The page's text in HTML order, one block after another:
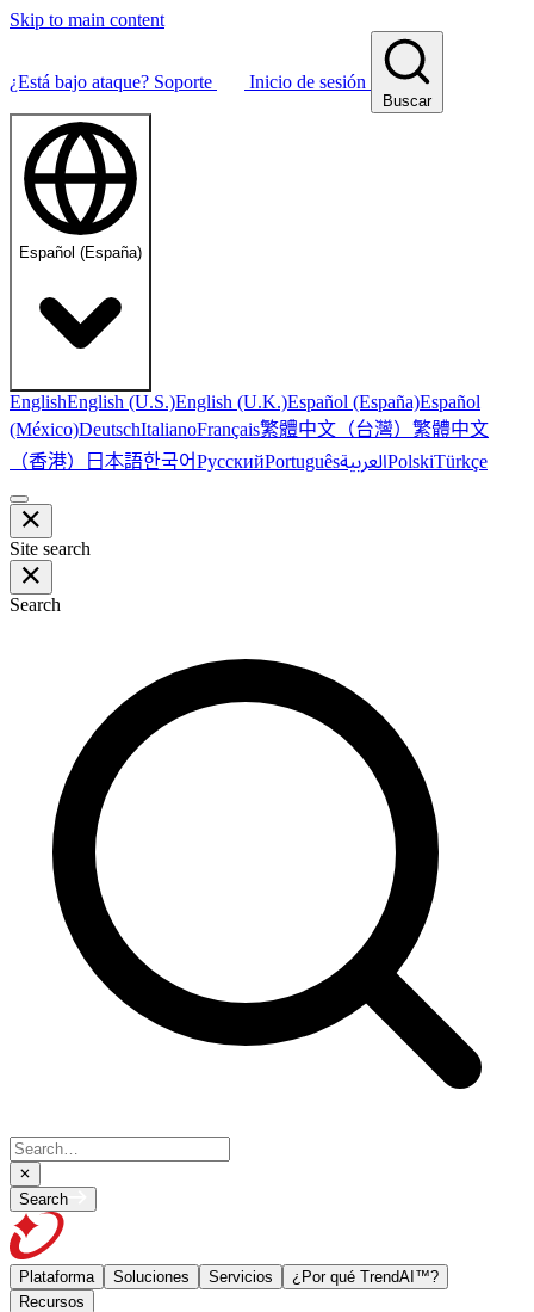
Skip to main content
¿Está bajo ataque? Soporte Inicio de sesión
Buscar
Español (España)
EnglishEnglish (U.S.)English (U.K.)Español (España)Español
(México)DeutschItalianoFrançais繁體中文（台灣） 繁體中文
（香港） 日本語한국어РусскийPortuguêsالعربيةPolskiTürkçe
Site search
Search
Search
Plataforma Soluciones Servicios
¿Por qué TrendAI™?
Recursos